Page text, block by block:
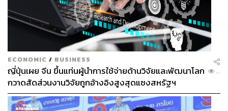
ECONOMIC / BUSINESS
ญี่ปุ่นเผย จีน ขึ้นแท่นผู้นำการใช้จ่ายด้านวิจัยและพัฒนาโลก
กวาดสัดส่วนงานวิจัยถูกอ้างอิงสูงสุดแซงสหรัฐฯ
...